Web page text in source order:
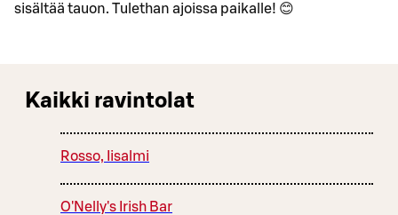
sisältää tauon. Tulethan ajoissa paikalle! 😊
Kaikki ravintolat
Rosso, Iisalmi
O'Nelly's Irish Bar